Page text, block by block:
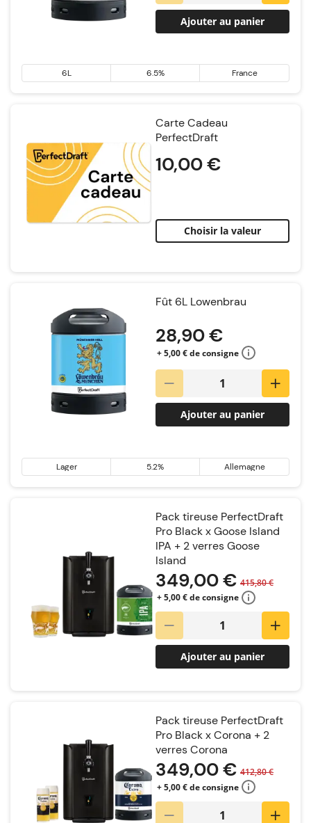
Ajouter au panier
6L 6.5% France
Carte Cadeau
PerfectDraft
10,00 €
Choisir la valeur
Fût 6L Lowenbrau
28,90 €
+ 5,00 € de consigne
Ajouter au panier
Lager 5.2% Allemagne
Pack tireuse PerfectDraft
Pro Black x Goose Island
IPA + 2 verres Goose
Island
349,00 € 415,80 €
+ 5,00 € de consigne
Ajouter au panier
Pack tireuse PerfectDraft
Pro Black x Corona + 2
verres Corona
349,00 € 412,80 €
+ 5,00 € de consigne